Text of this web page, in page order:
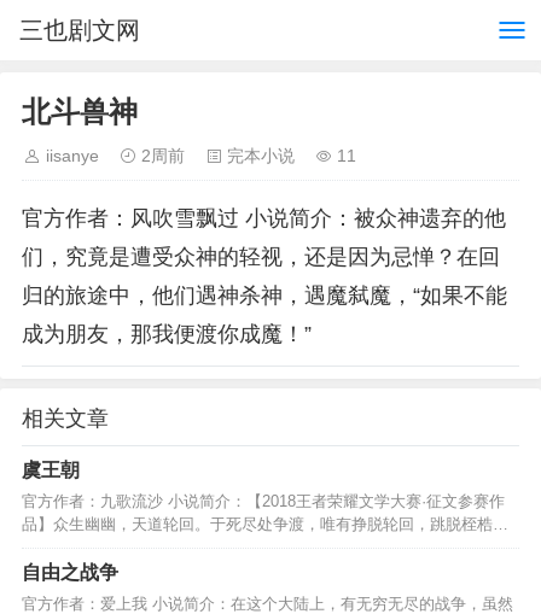
三也剧文网
北斗兽神
iisanye 2周前 完本小说 11
官方作者：风吹雪飘过 小说简介：被众神遗弃的他
们，究竟是遭受众神的轻视，还是因为忌惮？在回
归的旅途中，他们遇神杀神，遇魔弑魔，“如果不能
成为朋友，那我便渡你成魔！”
相关文章
虞王朝
官方作者：九歌流沙 小说简介：【2018王者荣耀文学大赛·征文参赛作
品】众生幽幽，天道轮回。于死尽处争渡，唯有挣脱轮回，跳脱桎梏，
方能立于长生界。。。…
自由之战争
官方作者：爱上我 小说简介：在这个大陆上，有无穷无尽的战争，虽然